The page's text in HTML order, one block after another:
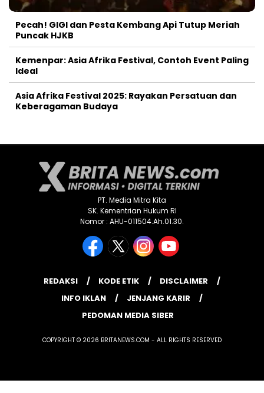
Pecah! GIGI dan Pesta Kembang Api Tutup Meriah
Puncak HJKB
Kemenpar: Asia Afrika Festival, Contoh Event Paling
Ideal
Asia Afrika Festival 2025: Rayakan Persatuan dan
Keberagaman Budaya
PT. Media Mitra Kita
SK. Kementrian Hukum RI
Nomor : AHU-011504.Ah.01.30.
REDAKSI KODE ETIK
DISCLAIMER
INFO IKLAN
JENJANG KARIR
PEDOMAN MEDIA SIBER
COPYRIGHT © 2026 BRITANEWS.COM - ALL RIGHTS RESERVED